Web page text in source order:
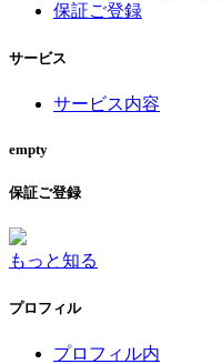
保証ご登録
サービス
サービス内容
empty
保証ご登録
もっと知る
プロフィル
プロフィル内